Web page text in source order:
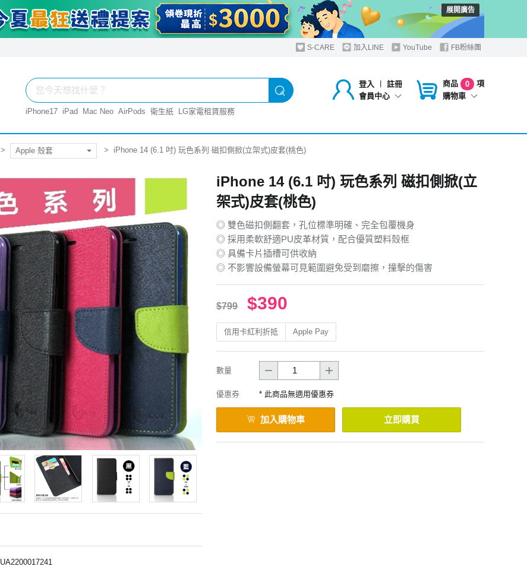
展開廣告
S-CARE 加入LINE YouTube FB粉絲團
登入 ︱
註冊
會員中心
商品 0
項
購物車
iPhone17 iPad Mac Neo AirPods 衛生紙 LG家電租賃服務
Apple 殼套 iPhone 14 (6.1 吋) 玩色系列 磁扣側掀(立架式)皮套(桃色)
UA2200017241
iPhone 14 (6.1 吋) 玩色系列 磁扣側掀(立
架式)皮套(桃色)
◎ 雙色磁扣側翻套，孔位標準明確、完全包覆機身
◎ 採用柔軟舒適PU皮革材質，配合優質塑料殼框
◎ 具備卡片插槽可供收納
◎ 不影響設備螢幕可見範圍避免受到磨擦，撞擊的傷害
$799 $390
信用卡紅利折抵 Apple Pay
數量
優惠券 * 此商品無適用優惠券
加入購物車 立即購買